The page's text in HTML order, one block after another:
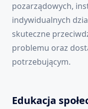
pozarządowych,
indywidualnych
skuteczne
problemu oraz
potrzebującym.
Edukacja